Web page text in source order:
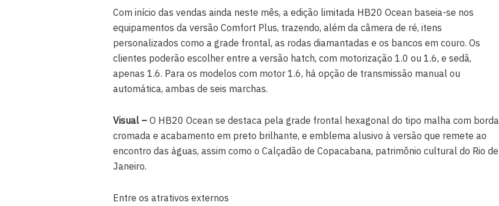
Com início das vendas ainda neste mês, a edição limitada HB20 Ocean baseia-se nos
equipamentos da versão Comfort Plus, trazendo, além da câmera de ré, itens
personalizados como a grade frontal, as rodas diamantadas e os bancos em couro. Os
clientes poderão escolher entre a versão hatch, com motorização 1.0 ou 1.6, e sedã,
apenas 1.6. Para os modelos com motor 1.6, há opção de transmissão manual ou
automática, ambas de seis marchas.
Visual – O HB20 Ocean se destaca pela grade frontal hexagonal do tipo malha com borda
cromada e acabamento em preto brilhante, e emblema alusivo à versão que remete ao
encontro das águas, assim como o Calçadão de Copacabana, patrimônio cultural do Rio de
Janeiro.
Entre os atrativos externos